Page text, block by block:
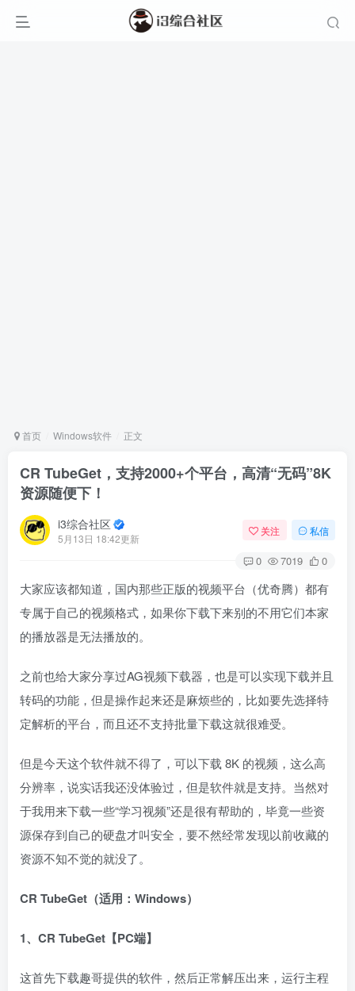
首页 Windows软件 正文
CR TubeGet，支持2000+个平台，高清“无码”8K
资源随便下！
i3综合社区
5月13日 18:42更新
关注 私信
0 7019 0
大家应该都知道，国内那些正版的视频平台（优奇腾）都有
专属于自己的视频格式，如果你下载下来别的不用它们本家
的播放器是无法播放的。
之前也给大家分享过AG视频下载器，也是可以实现下载并且
转码的功能，但是操作起来还是麻烦些的，比如要先选择特
定解析的平台，而且还不支持批量下载这就很难受。
但是今天这个软件就不得了，可以下载 8K 的视频，这么高
分辨率，说实话我还没体验过，但是软件就是支持。当然对
于我用来下载一些“学习视频”还是很有帮助的，毕竟一些资
源保存到自己的硬盘才叫安全，要不然经常发现以前收藏的
资源不知不觉的就没了。
CR TubeGet（适用：Windows）
1、CR TubeGet 【PC端】
这首先下载趣哥提供的软件，然后正常解压出来，运行主程